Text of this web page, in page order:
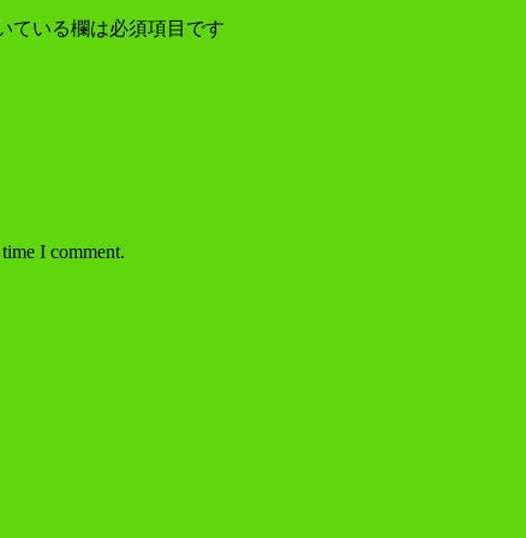
ている欄は必須項目です
I comment.